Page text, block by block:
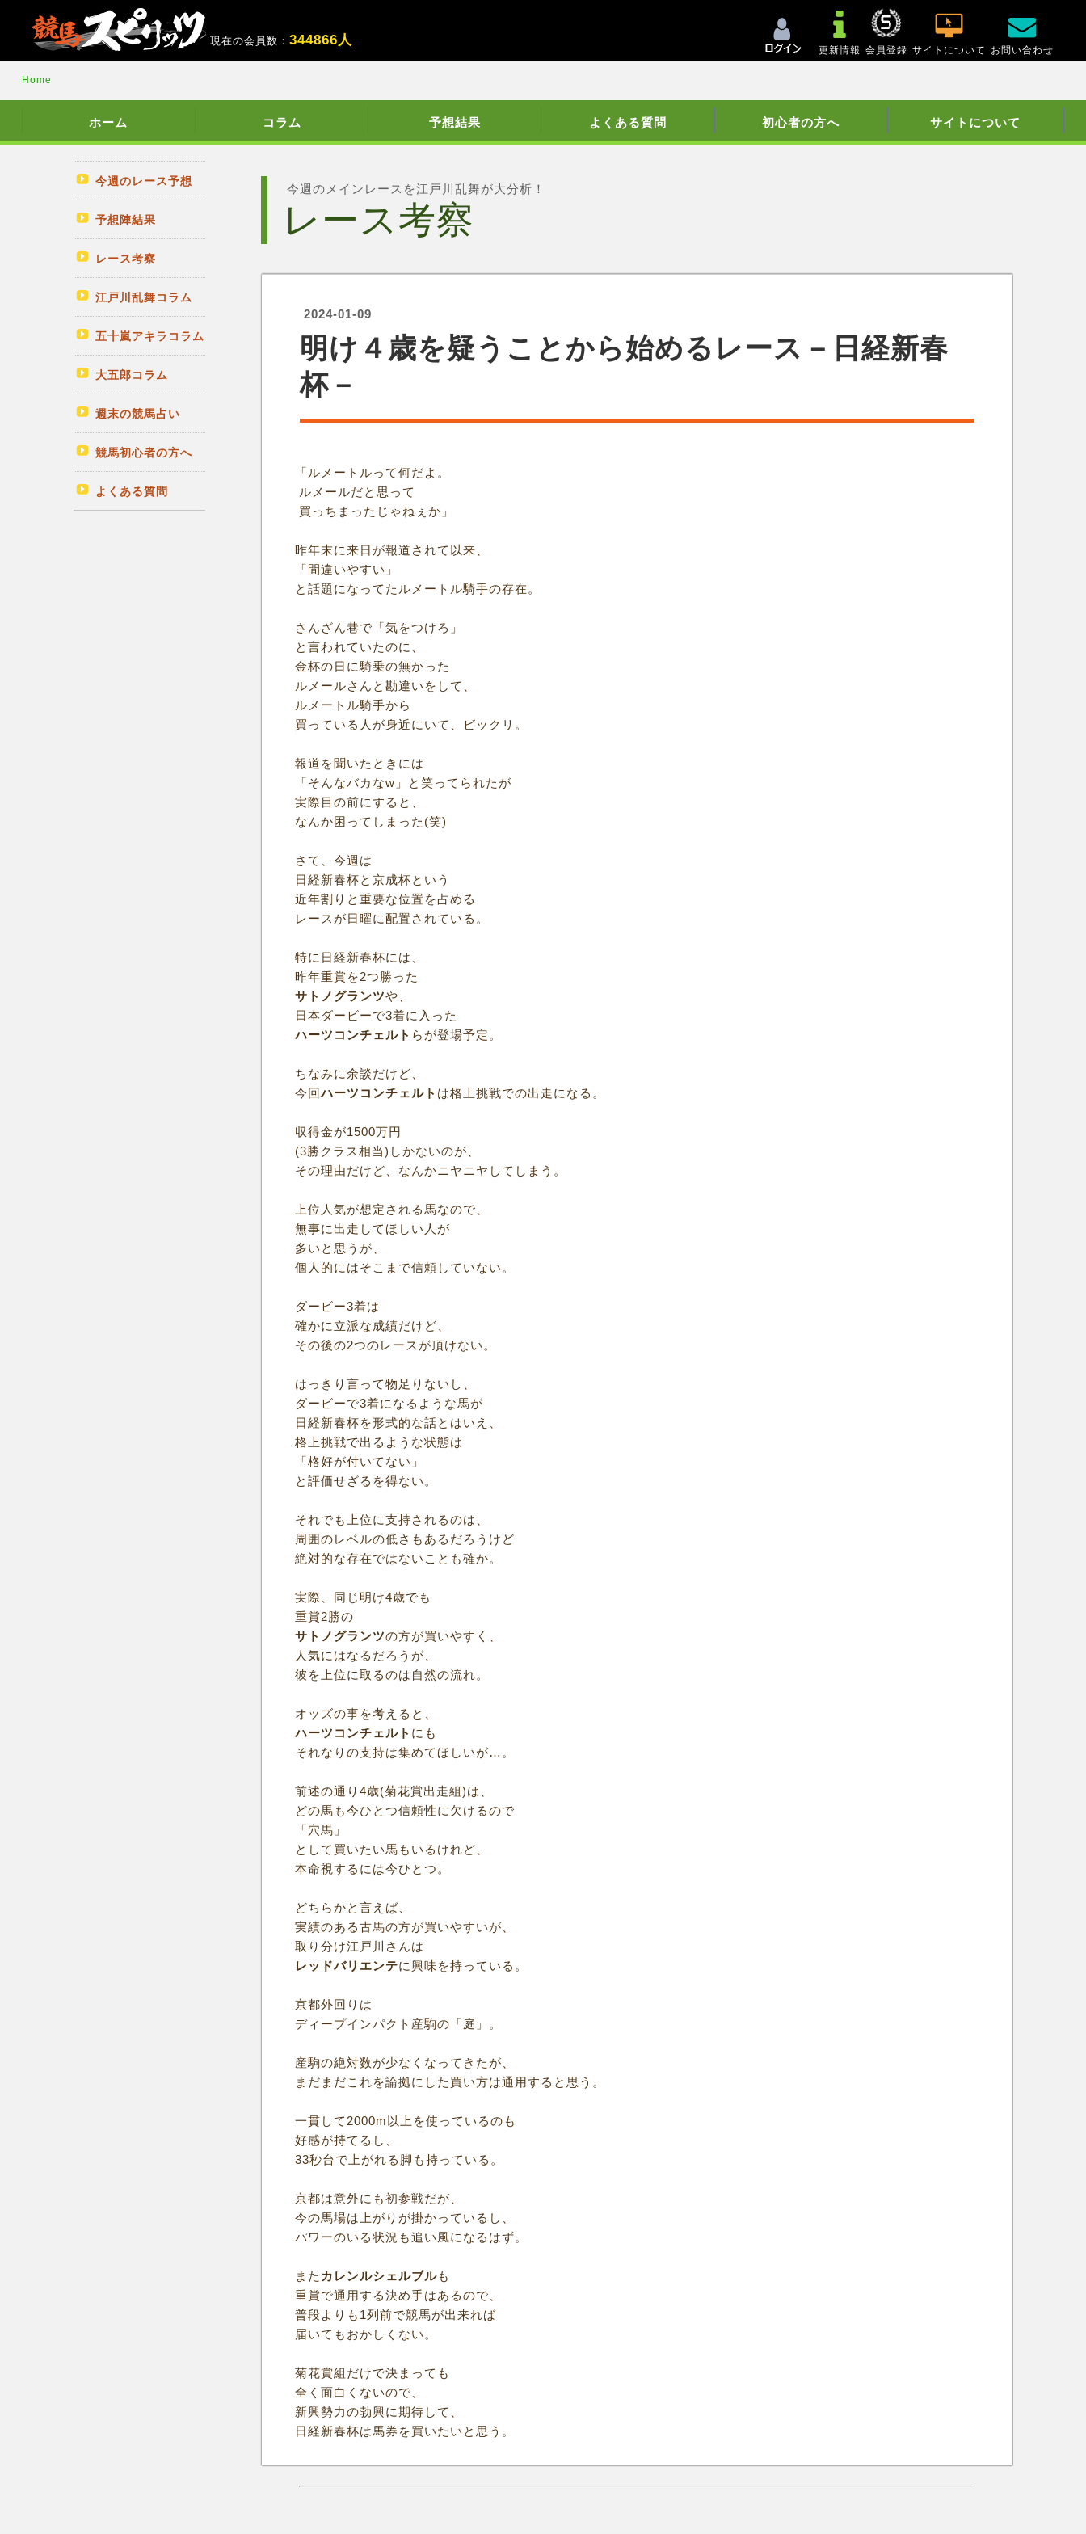
現在の会員数：344866人
更新情報 会員登録 サイトについて お問い合わせ
Home
ホーム コラム 予想結果 よくある質問 初心者の方へ サイトについて
今週のレース予想
予想陣結果
レース考察
江戸川乱舞コラム
五十嵐アキラコラム
大五郎コラム
週末の競馬占い
競馬初心者の方へ
よくある質問
今週のメインレースを江戸川乱舞が大分析！
レース考察
2024-01-09
明け４歳を疑うことから始めるレース－日経新春
杯－
「ルメートルって何だよ。
ルメールだと思って
買っちまったじゃねぇか」
昨年末に来日が報道されて以来、
「間違いやすい」
と話題になってたルメートル騎手の存在。
さんざん巷で「気をつけろ」
と言われていたのに、
金杯の日に騎乗の無かった
ルメールさんと勘違いをして、
ルメートル騎手から
買っている人が身近にいて、ビックリ。
報道を聞いたときには
「そんなバカなw」と笑ってられたが
実際目の前にすると、
なんか困ってしまった(笑)
さて、今週は
日経新春杯と京成杯という
近年割りと重要な位置を占める
レースが日曜に配置されている。
特に日経新春杯には、
昨年重賞を2つ勝った
サトノグランツや、
日本ダービーで3着に入った
ハーツコンチェルト らが登場予定。
ちなみに余談だけど、
今回ハーツコンチェルト は格上挑戦での出走になる。
収得金が1500万円
(3勝クラス相当)しかないのが、
その理由だけど、なんかニヤニヤしてしまう。
上位人気が想定される馬なので、
無事に出走してほしい人が
多いと思うが、
個人的にはそこまで信頼していない。
ダービー3着は
確かに立派な成績だけど、
その後の2つのレースが頂けない。
はっきり言って物足りないし、
ダービーで3着になるような馬が
日経新春杯を形式的な話とはいえ、
格上挑戦で出るような状態は
「格好が付いてない」
と評価せざるを得ない。
それでも上位に支持されるのは、
周囲のレベルの低さもあるだろうけど
絶対的な存在ではないことも確か。
実際、同じ明け4歳でも
重賞2勝の
サトノグランツの方が買いやすく、
人気にはなるだろうが、
彼を上位に取るのは自然の流れ。
オッズの事を考えると、
ハーツコンチェルト にも
それなりの支持は集めてほしいが…。
前述の通り4歳(菊花賞出走組)は、
どの馬も今ひとつ信頼性に欠けるので
「穴馬」
として買いたい馬もいるけれど、
本命視するには今ひとつ。
どちらかと言えば、
実績のある古馬の方が買いやすいが、
取り分け江戸川さんは
レッドバリエンテに興味を持っている。
京都外回りは
ディープインパクト産駒の「庭」。
産駒の絶対数が少なくなってきたが、
まだまだこれを論拠にした買い方は通用すると思う。
一貫して2000m以上を使っているのも
好感が持てるし、
33秒台で上がれる脚も持っている。
京都は意外にも初参戦だが、
今の馬場は上がりが掛かっているし、
パワーのいる状況も追い風になるはず。
また カレンルシェルブルも
重賞で通用する決め手はあるので、
普段よりも1列前で競馬が出来れば
届いてもおかしくない。
菊花賞組だけで決まっても
全く面白くないので、
新興勢力の勃興に期待して、
日経新春杯は馬券を買いたいと思う。